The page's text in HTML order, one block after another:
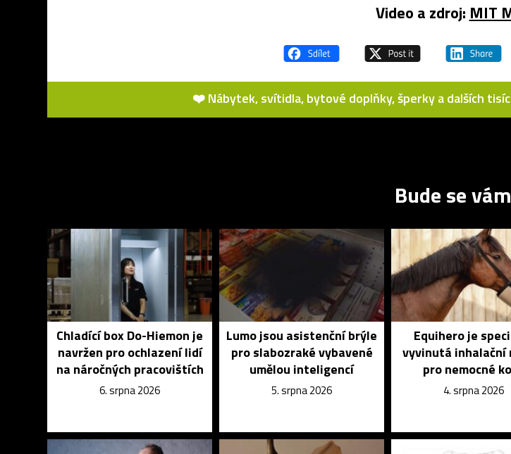
Video a zdroj: MIT
❤️ Nábytek, svítidla, bytové doplňky, šperky a dalších
Bude se
Chladící box Do-Hiemon je
navržen pro ochlazení lidí
na náročných pracovištích
6. srpna 2026
Lumo jsou asistenční brýle
pro slabozraké vybavené
umělou inteligencí
5. srpna 2026
Equihero je
vyvinutá inhalační
pro nemocné
4. srpna 2026